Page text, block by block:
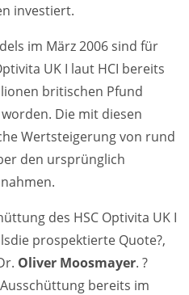
investiert.
im März 2006 sind für
UK I laut HCI bereits
britischen Pfund
Die mit diesen
Wertsteigerung von rund
den ursprünglich
des HSC Optivita UK I
prospektierte Quote?,
Oliver Moosmayer. ?
bereits im